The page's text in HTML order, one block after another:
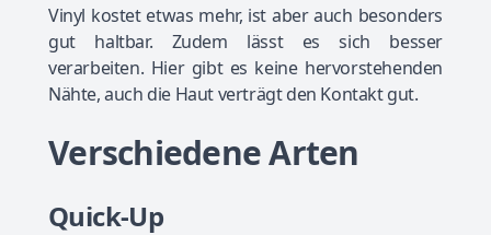
Vinyl kostet etwas mehr, ist aber auch besonders
gut haltbar. Zudem lässt es sich besser
verarbeiten. Hier gibt es keine hervorstehenden
Nähte, auch die Haut verträgt den Kontakt gut.
Verschiedene Arten
Quick-Up